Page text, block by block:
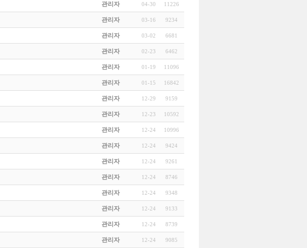
관리자 04-30 11226
관리자 03-16 9234
관리자 03-02 6681
관리자 02-23 6462
관리자 01-19 11096
관리자 01-15 16842
관리자 12-29 9159
관리자 12-23 10592
관리자 12-24 10996
관리자 12-24 9424
관리자 12-24 9261
관리자 12-24 8746
관리자 12-24 9348
관리자 12-24 9133
관리자 12-24 8739
관리자 12-24 9085